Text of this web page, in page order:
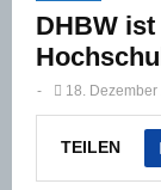
DHBW
- 18. Dezember
TEILEN